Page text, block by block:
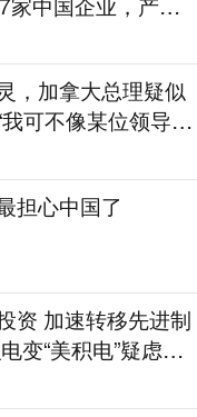
”并不容易
，加拿大总理疑似
可不像某位领导
场阴谋”，全场哄笑
担心中国了
资 加速转移先进制
变“美积电”疑虑担